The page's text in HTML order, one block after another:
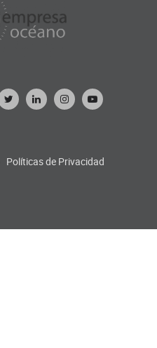
Políticas de Privacidad